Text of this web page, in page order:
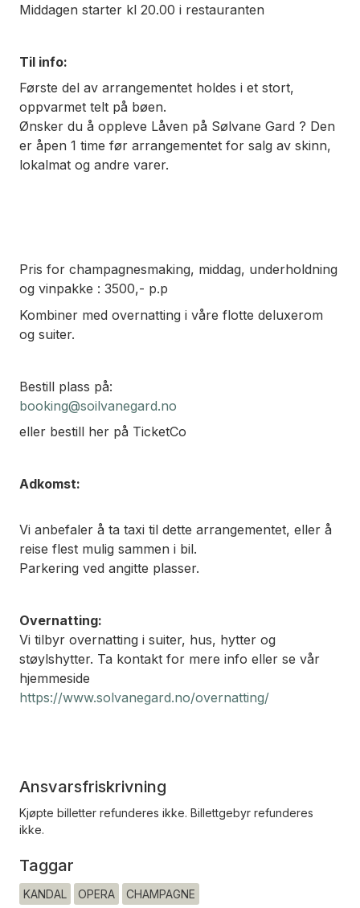
Middagen starter kl 20.00 i restauranten
Til info:
Første del av arrangementet holdes i et stort,
oppvarmet telt på bøen.
Ønsker du å oppleve Låven på Sølvane Gard ? Den
er åpen 1 time før arrangementet for salg av skinn,
lokalmat og andre varer.
Pris for champagnesmaking, middag, underholdning
og vinpakke : 3500,- p.p
Kombiner med overnatting i våre flotte deluxerom
og suiter.
Bestill plass på:
booking@soilvanegard.no
eller bestill her på TicketCo
Adkomst:
Vi anbefaler å ta taxi til dette arrangementet, eller å
reise flest mulig sammen i bil.
Parkering ved angitte plasser.
Overnatting:
Vi tilbyr overnatting i suiter, hus, hytter og
støylshytter. Ta kontakt for mere info eller se vår
hjemmeside
https://www.solvanegard.no/overnatting/
Ansvarsfriskrivning
Kjøpte billetter refunderes ikke. Billettgebyr refunderes
ikke.
Taggar
KANDAL OPERA CHAMPAGNE